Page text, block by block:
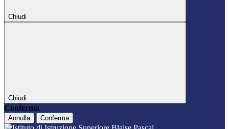
Chiudi
Chiudi
Conferma
Annulla Conferma